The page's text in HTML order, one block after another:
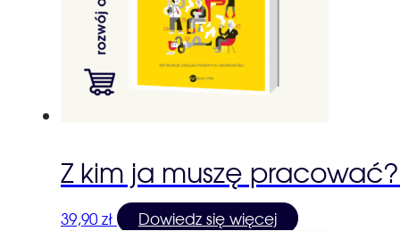
Z kim ja muszę
39,90 zł Dowiedz się więcej